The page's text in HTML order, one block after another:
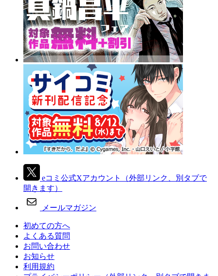
eコミ公式Xアカウント
（外部リンク、別タブで
開きます）
メールマガジン
初めての方へ
よくある質問
お問い合わせ
お知らせ
利用規約